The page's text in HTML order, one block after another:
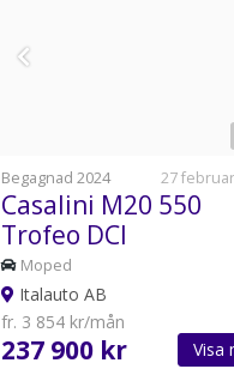
Begagnad 2024
27
Casalini M20 550
Trofeo DCI
Moped
Italauto AB
fr. 3 854 kr/mån
237 900 kr Visa